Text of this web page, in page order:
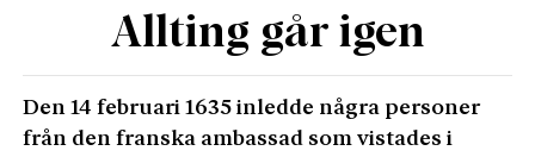
Allting går igen
Den 14 februari 1635 inledde några personer
från den franska ambassad som vistades i